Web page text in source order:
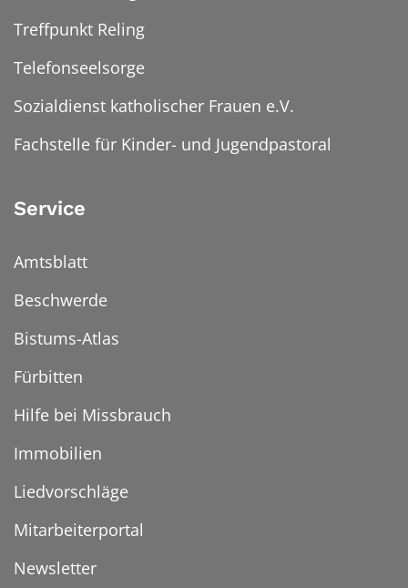
Treffpunkt Reling
Telefonseelsorge
Sozialdienst katholischer Frauen e.V.
Fachstelle für Kinder- und Jugendpastoral
Service
Amtsblatt
Beschwerde
Bistums-Atlas
Fürbitten
Hilfe bei Missbrauch
Immobilien
Liedvorschläge
Mitarbeiterportal
Newsletter